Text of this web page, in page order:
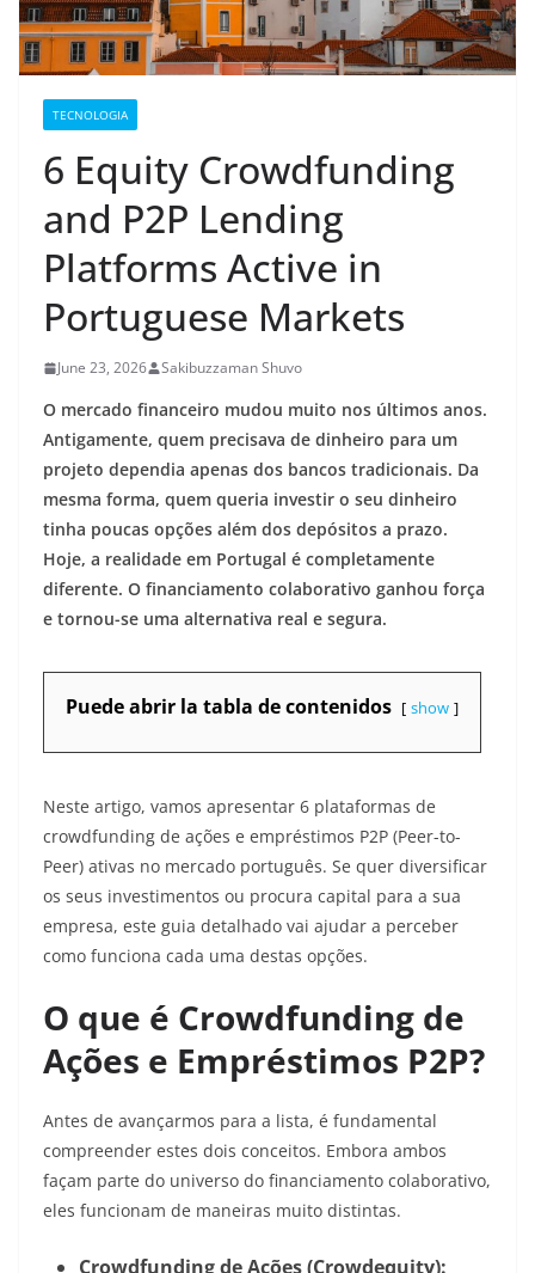
TECNOLOGIA
6 Equity Crowdfunding
and P2P Lending
Platforms Active in
Portuguese Markets
June 23, 2026 Sakibuzzaman Shuvo
O mercado financeiro mudou muito nos últimos anos.
Antigamente, quem precisava de dinheiro para um
projeto dependia apenas dos bancos tradicionais. Da
mesma forma, quem queria investir o seu dinheiro
tinha poucas opções além dos depósitos a prazo.
Hoje, a realidade em Portugal é completamente
diferente. O financiamento colaborativo ganhou força
e tornou-se uma alternativa real e segura.
Puede abrir la tabla de contenidos show
Neste artigo, vamos apresentar 6 plataformas de
crowdfunding de ações e empréstimos P2P (Peer-to-
Peer) ativas no mercado português. Se quer diversificar
os seus investimentos ou procura capital para a sua
empresa, este guia detalhado vai ajudar a perceber
como funciona cada uma destas opções.
O que é Crowdfunding de
Ações e Empréstimos P2P?
Antes de avançarmos para a lista, é fundamental
compreender estes dois conceitos. Embora ambos
façam parte do universo do financiamento colaborativo,
eles funcionam de maneiras muito distintas.
Crowdfunding de Ações (Crowdequity):